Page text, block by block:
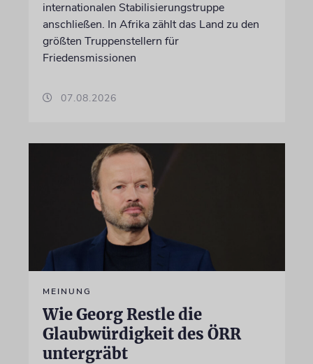
internationalen Stabilisierungstruppe
anschließen. In Afrika zählt das Land zu den
größten Truppenstellern für
Friedensmissionen
07.08.2026
MEINUNG
Wie Georg Restle die
Glaubwürdigkeit des ÖRR
untergräbt